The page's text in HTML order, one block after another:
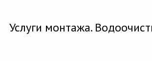
Услуги монтажа.